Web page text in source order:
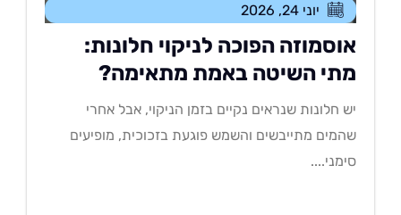
יוני 24, 2026
הפוכה לניקוי חלונות:
השיטה באמת מתאימה?
חלונות שנראים נקיים בזמן הניקוי, אבל אחרי
מתייבשים והשמש פוגעת בזכוכית, מופיעים